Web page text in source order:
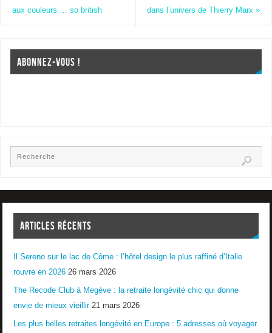
aux couleurs … so british
dans l’univers de Thierry Marx»
ABONNEZ-VOUS !
ARTICLES RÉCENTS
Il Sereno sur le lac de Côme : l’hôtel design le plus raffiné d’Italie
rouvre en 2026 26 mars 2026
The Recode Club à Megève : la retraite longévité chic qui donne
envie de mieux vieillir 21 mars 2026
Les plus belles retraites longévité en Europe : 5 adresses où voyager